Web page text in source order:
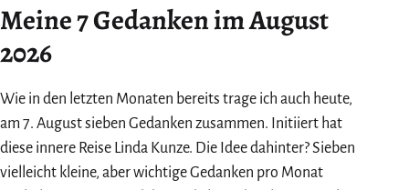
Meine 7 Gedanken im August
2026
Wie in den letzten Monaten bereits trage ich auch heute,
am 7. August sieben Gedanken zusammen. Initiiert hat
diese innere Reise Linda Kunze. Die Idee dahinter? Sieben
vielleicht kleine, aber wichtige Gedanken pro Monat